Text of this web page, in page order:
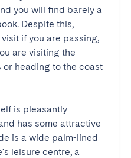
you will find barely a
Despite this,
if you are passing,
are visiting the
or heading to the coast
is pleasantly
has some attractive
is a wide palm-lined
leisure centre, a